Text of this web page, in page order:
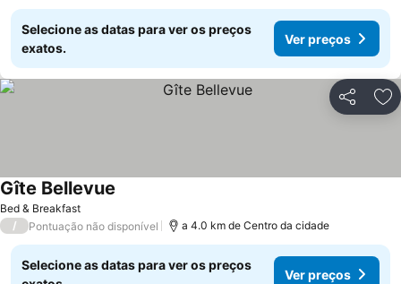
Selecione as datas para ver os preços
exatos.
Ver preços
Partilhar
Bed & Breakfast
Gîte Bellevue
/ Pontuação não disponível a 4.0 km de Centro da cidade
Selecione as datas para ver os preços
Ver preços